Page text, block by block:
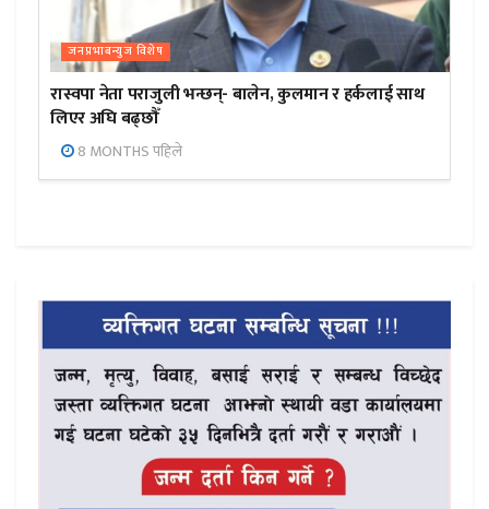
जनप्रभाबन्युज विशेष
रास्वपा नेता पराजुली भन्छन्- बालेन, कुलमान र हर्कलाई साथ
लिएर अघि बढ्छौँ
8 MONTHS पहिले